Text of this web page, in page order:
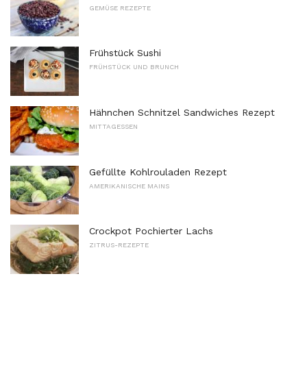
GEMÜSE REZEPTE
Frühstück Sushi
FRÜHSTÜCK UND BRUNCH
Hähnchen Schnitzel Sandwiches Rezept
MITTAGESSEN
Gefüllte Kohlrouladen Rezept
AMERIKANISCHE MAINS
Crockpot Pochierter Lachs
ZITRUS-REZEPTE